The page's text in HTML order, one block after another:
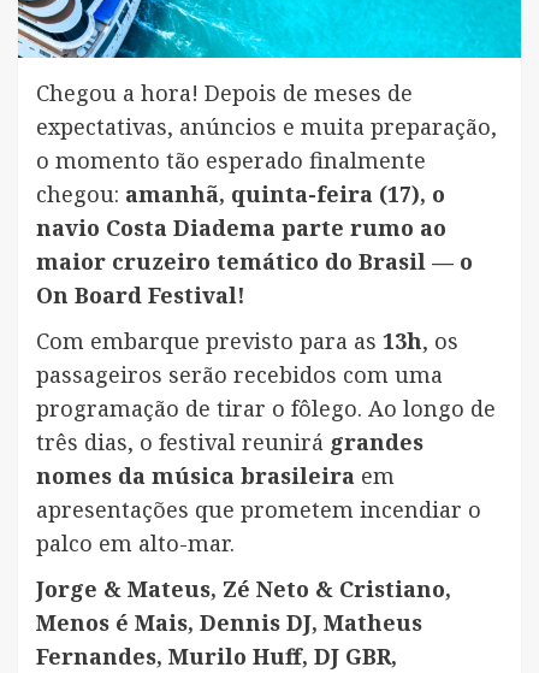
Chegou a hora! Depois de meses de
expectativas, anúncios e muita preparação,
o momento tão esperado finalmente
chegou: amanhã, quinta-feira (17), o
navio Costa Diadema parte rumo ao
maior cruzeiro temático do Brasil — o
On Board Festival!
Com embarque previsto para as 13h, os
passageiros serão recebidos com uma
programação de tirar o fôlego. Ao longo de
três dias, o festival reunirá grandes
nomes da música brasileira em
apresentações que prometem incendiar o
palco em alto-mar.
Jorge & Mateus, Zé Neto & Cristiano,
Menos é Mais, Dennis DJ, Matheus
Fernandes, Murilo Huff, DJ GBR,